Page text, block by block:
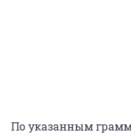
По указанным